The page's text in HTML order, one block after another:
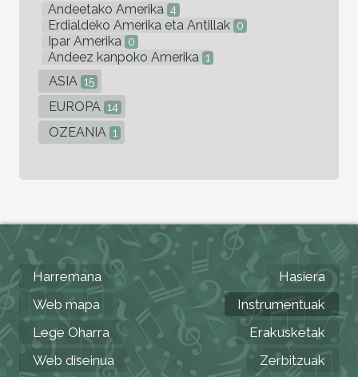
Andeetako Amerika 4
Erdialdeko Amerika eta Antillak 0
Ipar Amerika 0
Andeez kanpoko Amerika 1
ASIA 15
EUROPA 14
OZEANIA 1
Harremana
Web mapa
Lege Oharra
Web diseinua
Hasiera
Instrumentuak
Erakusketak
Zerbitzuak